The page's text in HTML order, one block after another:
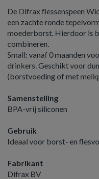
De Difrax flessenspeen
een zachte ronde
moederborst. Hierdoor is
combineren.
Small: vanaf 0 maanden
drinkers. Geschikt voor
(borstvoeding of met
Samenstelling
BPA-vrij siliconen
Gebruik
Ideaal voor borst- en
Fabrikant
Difrax BV